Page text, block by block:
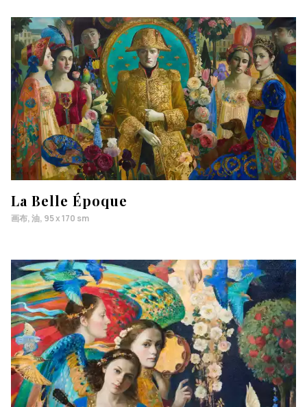
La Belle Époque
画布, 油, 95 x 170 sm